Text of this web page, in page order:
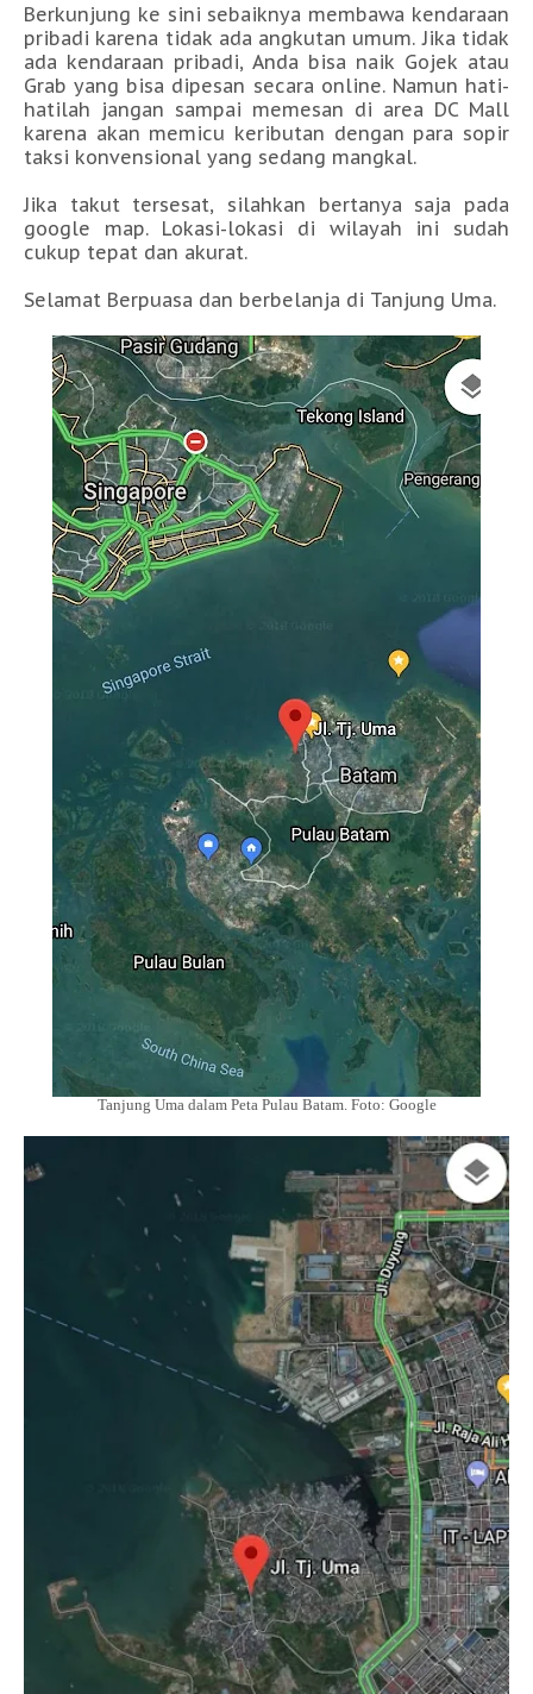
Berkunjung ke sini sebaiknya membawa kendaraan
pribadi karena tidak ada angkutan umum. Jika tidak
ada kendaraan pribadi, Anda bisa naik Gojek atau
Grab yang bisa dipesan secara online. Namun hati-
hatilah jangan sampai memesan di area DC Mall
karena akan memicu keributan dengan para sopir
taksi konvensional yang sedang mangkal.
Jika takut tersesat, silahkan bertanya saja pada
google map. Lokasi-lokasi di wilayah ini sudah
cukup tepat dan akurat.
Selamat Berpuasa dan berbelanja di Tanjung Uma.
Tanjung Uma dalam Peta Pulau Batam. Foto: Google